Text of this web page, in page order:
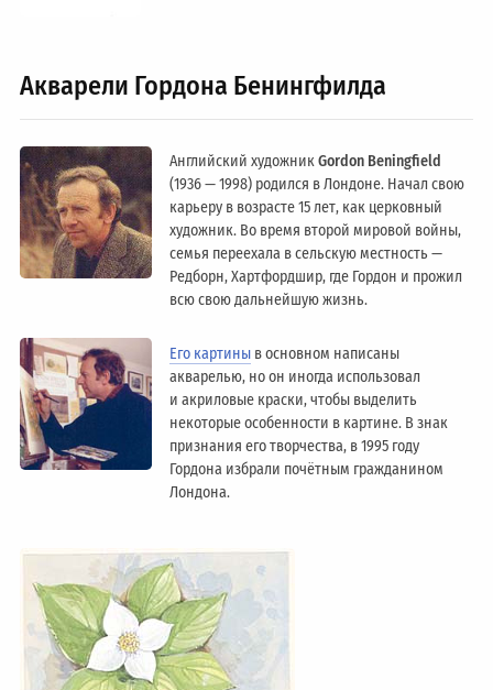
Акварели Гордона Бенингфилда
Английский художникGordon Beningfield
(1936 — 1998) родился в Лондоне. Начал свою
карьеру в возрасте 15 лет, как церковный
художник. Во время второй мировой войны,
семья переехала в сельскую местность —
Редборн, Хартфордшир, где Гордон и прожил
всю свою дальнейшую жизнь.
Его картины в основном написаны
акварелью, но он иногда использовал
и акриловые краски, чтобы выделить
некоторые особенности в картине. В знак
признания его творчества, в 1995 году
Гордона избрали почётным гражданином
Лондонa.